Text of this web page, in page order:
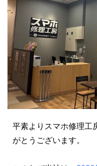
上京支援制度
保護者の方・進路指
よくあるご質問
就職で後悔しない教科
【2027年卒】新卒
平素よりスマホ修理工
がとうございます。